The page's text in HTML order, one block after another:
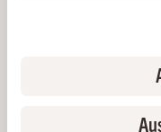
NOUS AVONS